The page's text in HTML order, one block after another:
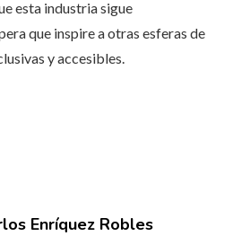
esta industria sigue
que inspire a otras esferas de
y accesibles.
Enríquez Robles